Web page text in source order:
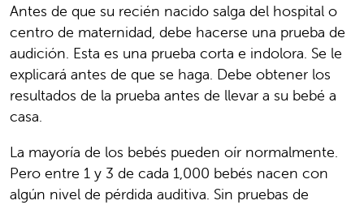
Antes de que su recién nacido salga del hospital o
centro de maternidad, debe hacerse una prueba de
audición. Esta es una prueba corta e indolora. Se le
explicará antes de que se haga. Debe obtener los
resultados de la prueba antes de llevar a su bebé a
casa.
La mayoría de los bebés pueden oír normalmente.
Pero entre 1 y 3 de cada 1,000 bebés nacen con
algún nivel de pérdida auditiva. Sin pruebas de